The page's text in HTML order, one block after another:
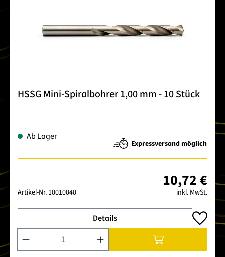
HSSG Mini-Spiralbohrer 1,00 mm - 10 Stück
Ab Lager
Expressversand möglich
Artikel-Nr. 10010040
10,72 €
inkl. MwSt.
Details
Produkt Anzahl: Gib den gewünschten Wert ein oder